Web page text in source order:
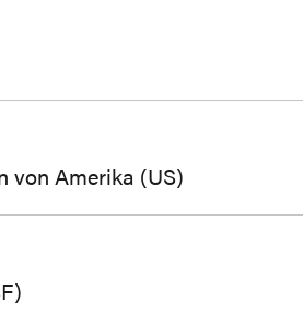
von Amerika (US)